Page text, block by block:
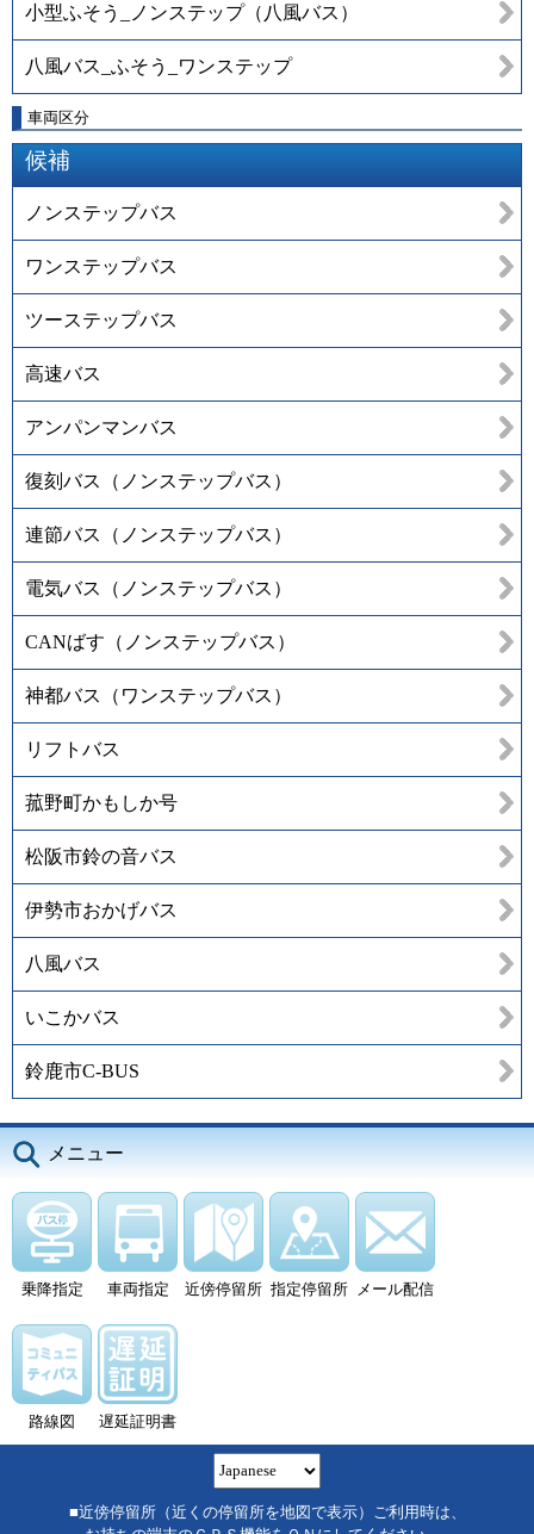
小型ふそう_ノンステップ（八風バス）
八風バス_ふそう_ワンステップ
車両区分
候補
ノンステップバス
ワンステップバス
ツーステップバス
高速バス
アンパンマンバス
復刻バス（ノンステップバス）
連節バス（ノンステップバス）
電気バス（ノンステップバス）
CANばす（ノンステップバス）
神都バス（ワンステップバス）
リフトバス
菰野町かもしか号
松阪市鈴の音バス
伊勢市おかげバス
八風バス
いこかバス
鈴鹿市C-BUS
メニュー
乗降指定 車両指定 近傍停留所 指定停留所 メール配信
路線図 遅延証明書
■近傍停留所（近くの停留所を地図で表示）ご利用時は、